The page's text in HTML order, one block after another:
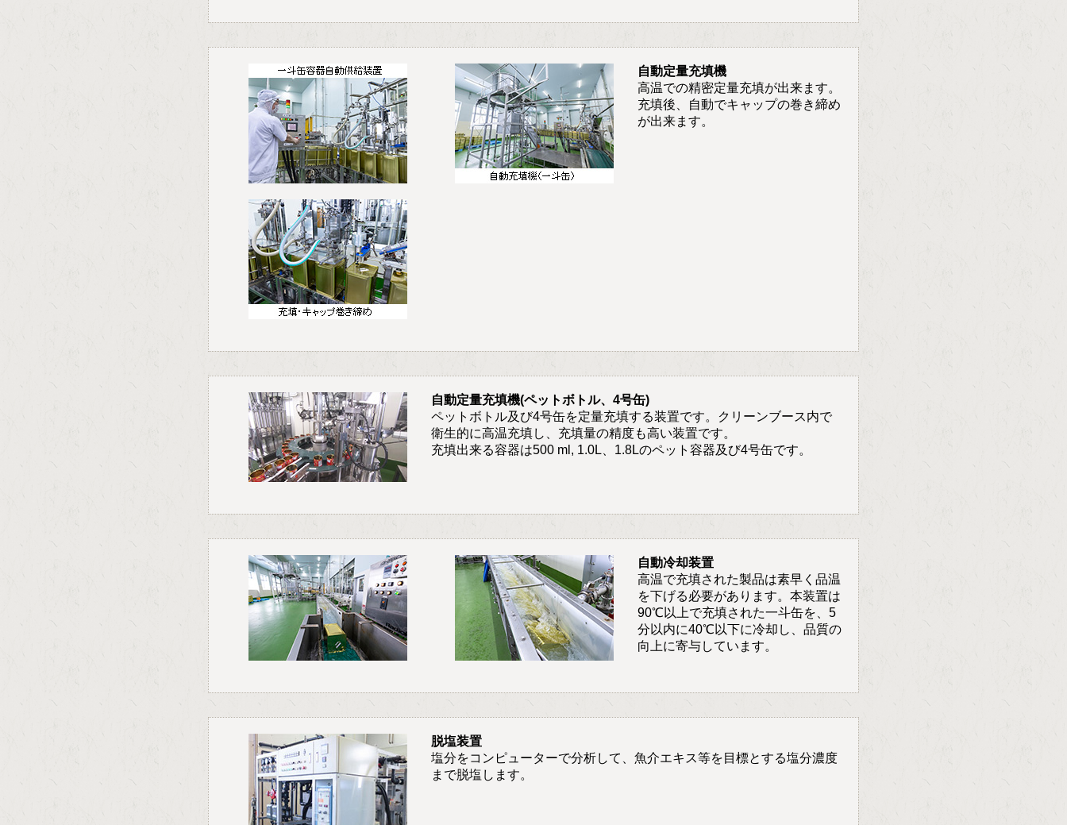
自動定量充填機
高温での精密定量充填が出来ます。
充填後、自動でキャップの巻き締め
が出来ます。
自動定量充填機(ペットボトル、4号缶)
ペットボトル及び4号缶を定量充填する装置です。クリーンブース内で
衛生的に高温充填し、充填量の精度も高い装置です。
充填出来る容器は500 ml, 1.0L、1.8Lのペット容器及び4号缶です。
自動冷却装置
高温で充填された製品は素早く品温
を下げる必要があります。本装置は
90℃以上で充填された一斗缶を、5
分以内に40℃以下に冷却し、品質の
向上に寄与しています。
脱塩装置
塩分をコンピューターで分析して、魚介エキス等を目標とする塩分濃度
まで脱塩します。